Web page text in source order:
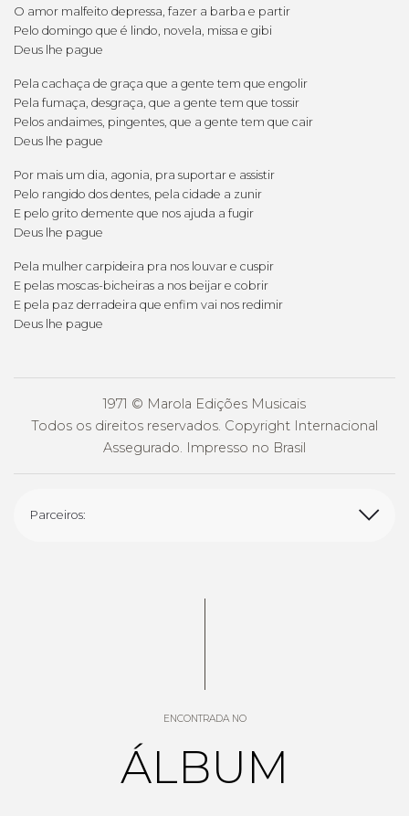
O amor malfeito depressa, fazer a barba e partir
Pelo domingo que é lindo, novela, missa e gibi
Deus lhe pague
Pela cachaça de graça que a gente tem que engolir
Pela fumaça, desgraça, que a gente tem que tossir
Pelos andaimes, pingentes, que a gente tem que cair
Deus lhe pague
Por mais um dia, agonia, pra suportar e assistir
Pelo rangido dos dentes, pela cidade a zunir
E pelo grito demente que nos ajuda a fugir
Deus lhe pague
Pela mulher carpideira pra nos louvar e cuspir
E pelas moscas-bicheiras a nos beijar e cobrir
E pela paz derradeira que enfim vai nos redimir
Deus lhe pague
1971 © Marola Edições Musicais
Todos os direitos reservados. Copyright Internacional
Assegurado. Impresso no Brasil
Parceiros:
ENCONTRADA NO
ÁLBUM